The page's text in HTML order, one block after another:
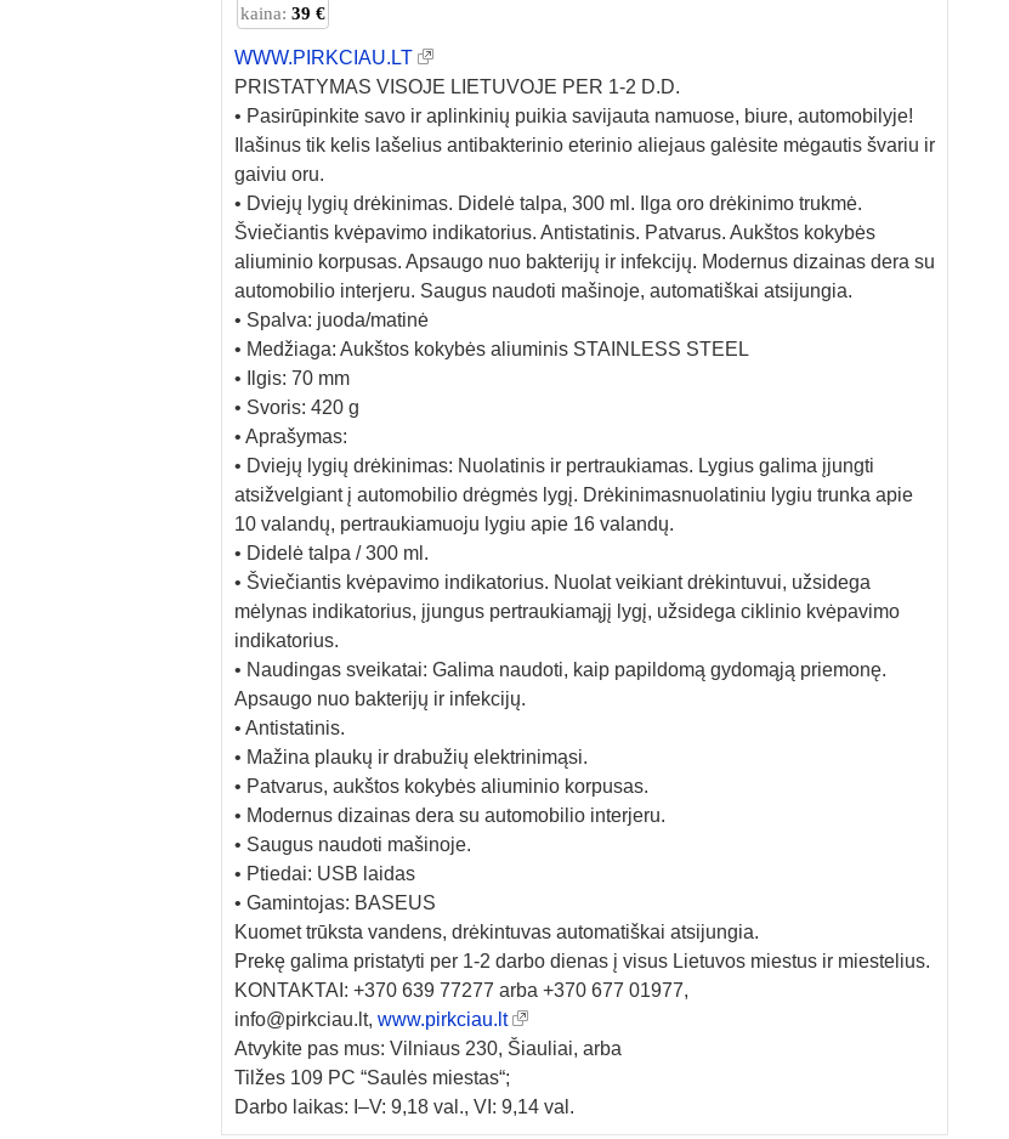
kaina: 39 €
WWW.PIRKCIAU.LT
PRISTATYMAS VISOJE LIETUVOJE PER 1-2 D.D.
• Pasirūpinkite savo ir aplinkinių puikia savijauta namuose, biure, automobilyje!
Ilašinus tik kelis lašelius antibakterinio eterinio aliejaus galėsite mėgautis švariu ir
gaiviu oru.
• Dviejų lygių drėkinimas. Didelė talpa, 300 ml. Ilga oro drėkinimo trukmė.
Šviečiantis kvėpavimo indikatorius. Antistatinis. Patvarus. Aukštos kokybės
aliuminio korpusas. Apsaugo nuo bakterijų ir infekcijų. Modernus dizainas dera su
automobilio interjeru. Saugus naudoti mašinoje, automatiškai atsijungia.
• Spalva: juoda/matinė
• Medžiaga: Aukštos kokybės aliuminis STAINLESS STEEL
• Ilgis: 70 mm
• Svoris: 420 g
• Aprašymas:
• Dviejų lygių drėkinimas: Nuolatinis ir pertraukiamas. Lygius galima įjungti
atsižvelgiant į automobilio drėgmės lygį. Drėkinimasnuolatiniu lygiu trunka apie
10 valandų, pertraukiamuoju lygiu apie 16 valandų.
• Didelė talpa / 300 ml.
• Šviečiantis kvėpavimo indikatorius. Nuolat veikiant drėkintuvui, užsidega
mėlynas indikatorius, įjungus pertraukiamąjį lygį, užsidega ciklinio kvėpavimo
indikatorius.
• Naudingas sveikatai: Galima naudoti, kaip papildomą gydomąją priemonę.
Apsaugo nuo bakterijų ir infekcijų.
• Antistatinis.
• Mažina plaukų ir drabužių elektrinimąsi.
• Patvarus, aukštos kokybės aliuminio korpusas.
• Modernus dizainas dera su automobilio interjeru.
• Saugus naudoti mašinoje.
• Ptiedai: USB laidas
• Gamintojas: BASEUS
Kuomet trūksta vandens, drėkintuvas automatiškai atsijungia.
Prekę galima pristatyti per 1-2 darbo dienas į visus Lietuvos miestus ir miestelius.
KONTAKTAI: +370 639 77277 arba +370 677 01977,
info@pirkciau.lt, www.pirkciau.lt
Atvykite pas mus: Vilniaus 230, Šiauliai, arba
Tilžes 109 PC “Saulės miestas“;
Darbo laikas: I–V: 9,18 val., VI: 9,14 val.